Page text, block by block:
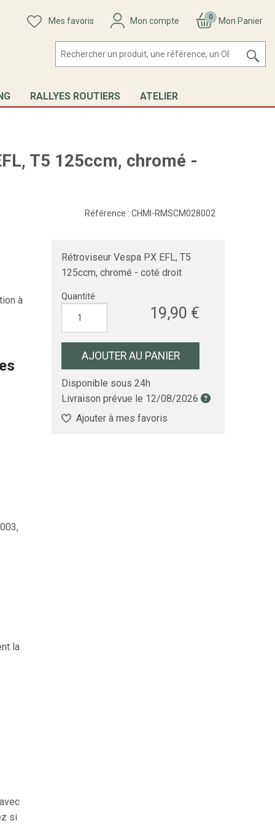
Mes favoris Mon compte 0 Mon Panier
RALLYES ROUTIERS ATELIER
T5 125ccm, chromé -
Référence : CHMI-RMSCM028002
Rétroviseur Vespa PX EFL, T5
125ccm, chromé - coté droit
Quantité
19,90 €
AJOUTER AU PANIER
Disponible sous 24h
Livraison prévue le 12/08/2026
Ajouter à mes favoris
à
la
si